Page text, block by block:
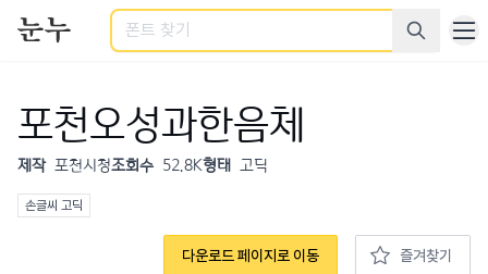
검색
포천오성과한음체
제작 포천시청조회수 52.8K형태 고딕
손글씨 고딕
다운로드 페이지로 이동 즐겨찾기